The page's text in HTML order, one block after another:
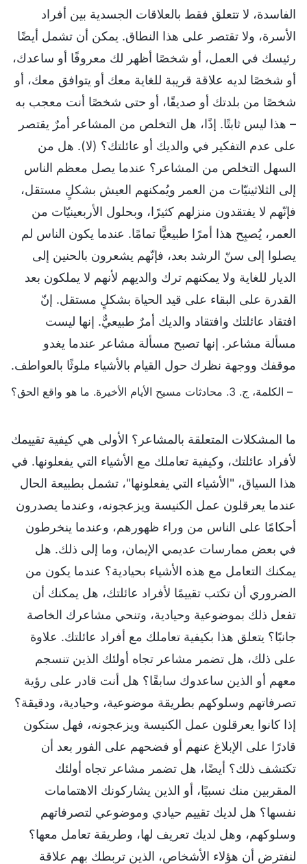
الفاسدة، لا تتعلق فقط بالعلاقات الجسدية بين أفراد
الأسرة، ولا تقتصر على هذا النطاق. يمكن أن تشمل أيضًا
رئيسك في العمل، أو شخصًا أظهر لك معروفًا أو ساعدك،
أو شخصًا لديه علاقة قريبة للغاية معك أو يتوافق معك، أو
شخصًا من بلدتك أو صديقًا، أو حتى شخصًا أنت معجب به
– هذا ليس ثابتًا. إذًا، هل التخلص من المشاعر أمرٌ يقتصر
على عدم التفكير في والديك أو عائلتك؟ (لا). هل من
السهل التخلص من المشاعر؟ عندما يصل معظم الناس
إلى الثلاثينيّات من العمر ويُمكنهم العيش بشكلٍ مستقل،
فإنّهم لا يفتقدون منزلهم كثيرًا، وبحلول الأربعينيّات من
العمر، يُصبِح هذا أمرًا طبيعيًّا تمامًا. عندما يكون الناس لم
يصلوا إلى سنّ الرشد بعد، فإنّهم يشعرون بالحنين إلى
الديار للغاية ولا يمكنهم ترك والديهم لأنهم لا يملكون بعد
القدرة على البقاء على قيد الحياة بشكلٍ مستقل. إنّ
افتقاد عائلتك وافتقاد والديك أمرٌ طبيعيٌّ. إنها ليست
مسألة مشاعر. إنها تصبح مسألة مشاعر عندما يغدو
موقفك ووجهة نظرك حول القيام بالأشياء ملوثًا بالعواطف.
– الكلمة، ج. 3. محادثات مسيح الأيام الأخيرة. ما هو واقع الحق؟
ما المشكلات المتعلقة بالمشاعر؟ الأولى هي كيفية تقييمك
لأفراد عائلتك، وكيفية تعاملك مع الأشياء التي يفعلونها. في
هذا السياق، "الأشياء التي يفعلونها"، تشمل بطبيعة الحال
عندما يعرقلون عمل الكنيسة ويزعجونه، وعندما يصدرون
أحكامًا على الناس من وراء ظهورهم، وعندما ينخرطون
في بعض ممارسات عديمي الإيمان، وما إلى ذلك. هل
يمكنك التعامل مع هذه الأشياء بحيادية؟ عندما يكون من
الضروري أن تكتب تقييمًا لأفراد عائلتك، هل يمكنك أن
تفعل ذلك بموضوعية وحيادية، وتنحي مشاعرك الخاصة
جانبًا؟ يتعلق هذا بكيفية تعاملك مع أفراد عائلتك. علاوة
على ذلك، هل تضمر مشاعر تجاه أولئك الذين تنسجم
معهم أو الذين ساعدوك سابقًا؟ هل أنت قادر على رؤية
تصرفاتهم وسلوكهم بطريقة موضوعية، وحيادية، ودقيقة؟
إذا كانوا يعرقلون عمل الكنيسة ويزعجونه، فهل ستكون
قادرًا على الإبلاغ عنهم أو فضحهم على الفور بعد أن
تكتشف ذلك؟ أيضًا، هل تضمر مشاعر تجاه أولئك
المقربين منك نسبيًا، أو الذين يشاركونك الاهتمامات
نفسها؟ هل لديك تقييم حيادي وموضوعي لتصرفاتهم
وسلوكهم، وهل لديك تعريف لها، وطريقة تعامل معها؟
لنفترض أن هؤلاء الأشخاص، الذين تربطك بهم علاقة